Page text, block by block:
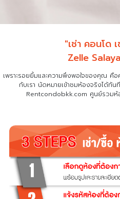
"เช่า คอนโด
Zelle
เพราะรอยยิ้มและความพึงพอใจของคุณ คือ
กับเรา นัดหมายเข้าชมห้องจริงได้ทันที
Rentcondobkk.com ศูนย์รวมห้